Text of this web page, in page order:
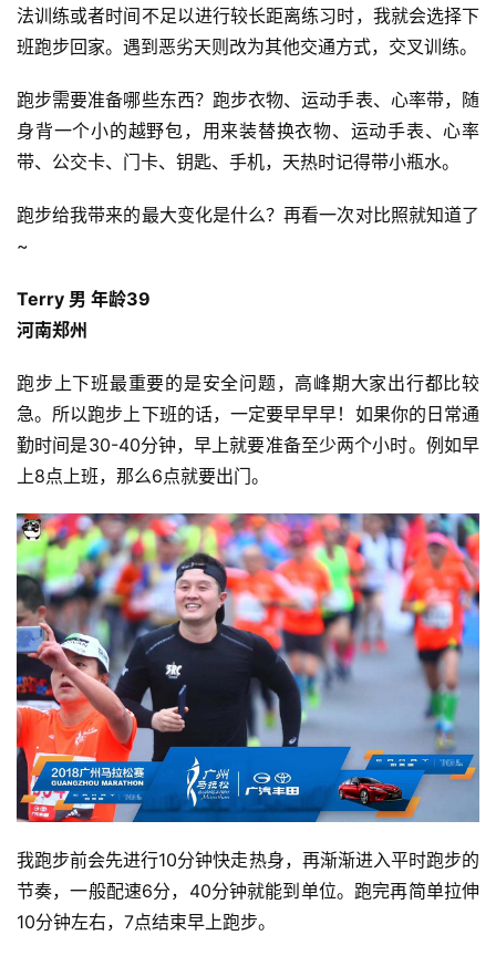
法训练或者时间不足以进行较长距离练习时，我就会选择下
班跑步回家。遇到恶劣天则改为其他交通方式，交叉训练。
跑步需要准备哪些东西？跑步衣物、运动手表、心率带，随
身背一个小的越野包，用来装替换衣物、运动手表、心率
带、公交卡、门卡、钥匙、手机，天热时记得带小瓶水。
跑步给我带来的最大变化是什么？再看一次对比照就知道了
~
Terry 男 年龄39
河南郑州
跑步上下班最重要的是安全问题，高峰期大家出行都比较
急。所以跑步上下班的话，一定要早早早！如果你的日常通
勤时间是30-40分钟，早上就要准备至少两个小时。例如早
上8点上班，那么6点就要出门。
我跑步前会先进行10分钟快走热身，再渐渐进入平时跑步的
节奏，一般配速6分，40分钟就能到单位。跑完再简单拉伸
10分钟左右，7点结束早上跑步。